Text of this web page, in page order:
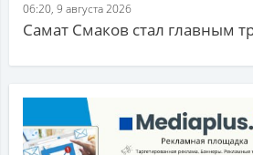
06:20, 9 августа 2026
Самат Смаков стал главным